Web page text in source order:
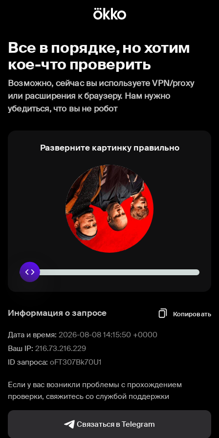
Все в порядке, но хотим
кое-что проверить
Возможно, сейчас вы используете VPN/proxy
или расширения к браузеру. Нам нужно
убедиться, что вы не робот
Разверните картинку правильно
Информация о запросе Копировать
Дата и время: 2026-08-08 14:15:50 +0000
Ваш IP: 216.73.216.229
ID запроса: oFT307Bk70U1
Если у вас возникли проблемы с прохождением
проверки, свяжитесь со службой поддержки
Связаться в Telegram